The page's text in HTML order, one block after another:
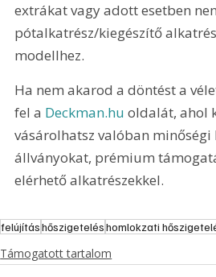
extrákat vagy adott esetben
pótalkatrész/kiegészítő
modellhez.
Ha nem akarod a döntést a
fel a Deckman.hu oldalát, ahol
vásárolhatsz valóban
állványokat, prémium
elérhető alkatrészekkel.
felújításhőszigeteléshomlokzati
Támogatott tartalom